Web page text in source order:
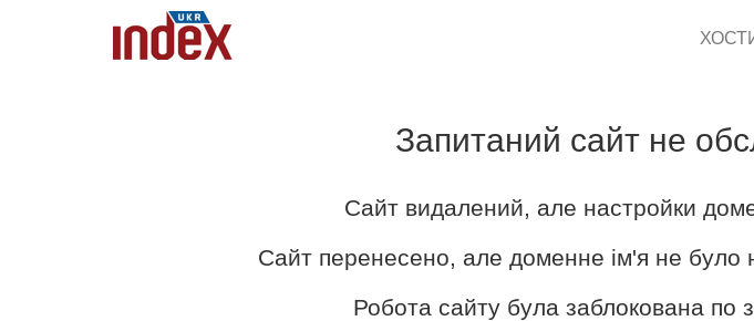
Запитаний сайт не
Сайт видалений, але настройки
Сайт перенесено, але доменне ім'я не
Робота сайту була заблокована по